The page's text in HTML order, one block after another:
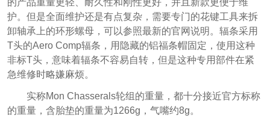
护。但是全面维护还是有点复杂，需要专门的花键工具来拆
卸轴承上的环形螺母，可以参照最新的官网说明。辐条采用
T头的Aero Comp辐条，用隐藏的铝福条帽固定，使用这种
非标T头，意味着辐条不容易自转，但是这种专用部件在紧
急维修时略嫌麻烦。
实称Mon Chasserals轮组的重量，都十分接近官方标称
的重量，含胎垫的重量为1266g，气嘴约8g。